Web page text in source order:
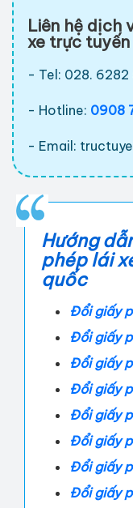
Liên hệ dịch
xe trực tuyến
- Tel: 028. 6282
- Hotline: 0908
- Email:
Hướng
phép lái
quốc
Đổi giấy
Đổi giấy
Đổi giấy
Đổi giấy
Đổi giấy
Đổi giấy
Đổi giấy
Đổi giấy